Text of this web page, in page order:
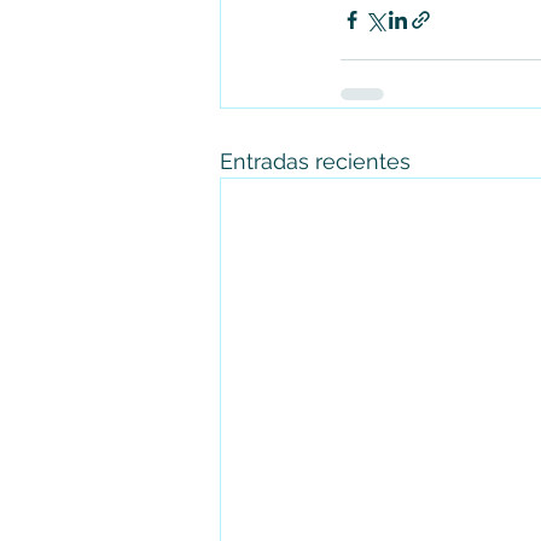
Entradas recientes